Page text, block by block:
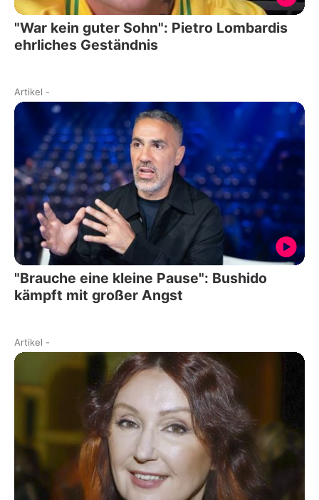
"War kein guter Sohn": Pietro Lombardis
ehrliches Geständnis
Artikel -
"Brauche eine kleine Pause": Bushido
kämpft mit großer Angst
Artikel -